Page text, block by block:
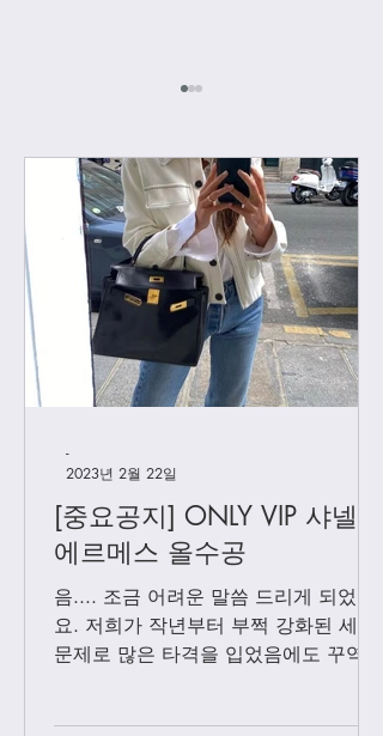
[하이엔드급 의류] 플리
츠 플리즈 1차
[중요공지] ONLY VIP 샤넬 +
에르메스 올수공
음.... 조금 어려운 말씀 드리게 되었어
요. 저희가 작년부터 부쩍 강화된 세관
문제로 많은 타격을 입었음에도 꾸역꾸
-
2023년 2월 22일